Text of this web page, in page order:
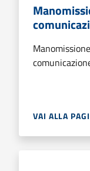
VAI ALLA